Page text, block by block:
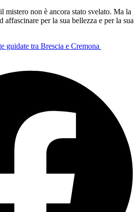
il mistero non è ancora stato svelato. Ma la
per la sua bellezza e per la sua
guidate tra Brescia e Cremona